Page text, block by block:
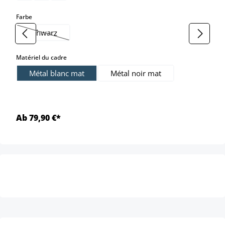
Farbeselect
schwarz
(Cette option n'est pas disponible pour le moment.)
Matériel du cadreselect
Métal blanc mat Métal noir mat
Ab 79,90 €*